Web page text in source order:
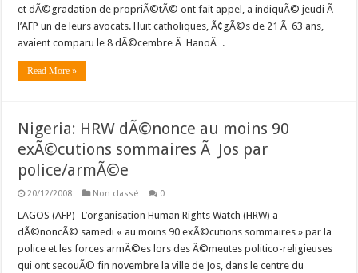
et dÃ©gradation de propriÃ©tÃ© ont fait appel, a indiquÃ© jeudi Ã
l’AFP un de leurs avocats. Huit catholiques, Ã¢gÃ©s de 21 Ã 63 ans,
avaient comparu le 8 dÃ©cembre Ã HanoÃ¯. …
Read More »
Nigeria: HRW dÃ©nonce au moins 90
exÃ©cutions sommaires Ã Jos par
police/armÃ©e
20/12/2008 Non classé 0
LAGOS (AFP) -L’organisation Human Rights Watch (HRW) a
dÃ©noncÃ© samedi « au moins 90 exÃ©cutions sommaires » par la
police et les forces armÃ©es lors des Ã©meutes politico-religieuses
qui ont secouÃ© fin novembre la ville de Jos, dans le centre du